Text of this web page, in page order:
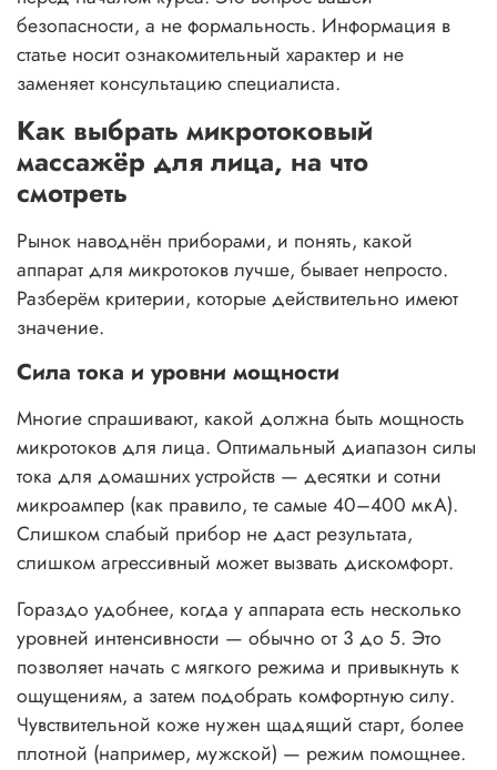
безопасности, а не формальность. Информация в
статье носит ознакомительный характер и не
заменяет консультацию специалиста.
Как выбрать микротоковый
массажёр для лица, на что
смотреть
Рынок наводнён приборами, и понять, какой
аппарат для микротоков лучше, бывает непросто.
Разберём критерии, которые действительно имеют
значение.
Сила тока и уровни мощности
Многие спрашивают, какой должна быть мощность
микротоков для лица. Оптимальный диапазон силы
тока для домашних устройств — десятки и сотни
микроампер (как правило, те самые 40–400 мкА).
Слишком слабый прибор не даст результата,
слишком агрессивный может вызвать дискомфорт.
Гораздо удобнее, когда у аппарата есть несколько
уровней интенсивности — обычно от 3 до 5. Это
позволяет начать с мягкого режима и привыкнуть к
ощущениям, а затем подобрать комфортную силу.
Чувствительной коже нужен щадящий старт, более
плотной (например, мужской) — режим помощнее.